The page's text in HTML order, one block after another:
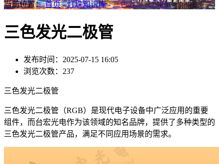
当前位置：首页-灯珠知识库-三色发光二极管
三色发光二极管
发布时间：2025-07-15 16:05
浏览次数：237
三色发光二极管
三色发光二极管（RGB）是现代电子设备中广泛应用的重要
组件，而台宏光电作为该领域的知名品牌，提供了多种类型的
三色发光二极管产品，满足不同应用场景的需求。